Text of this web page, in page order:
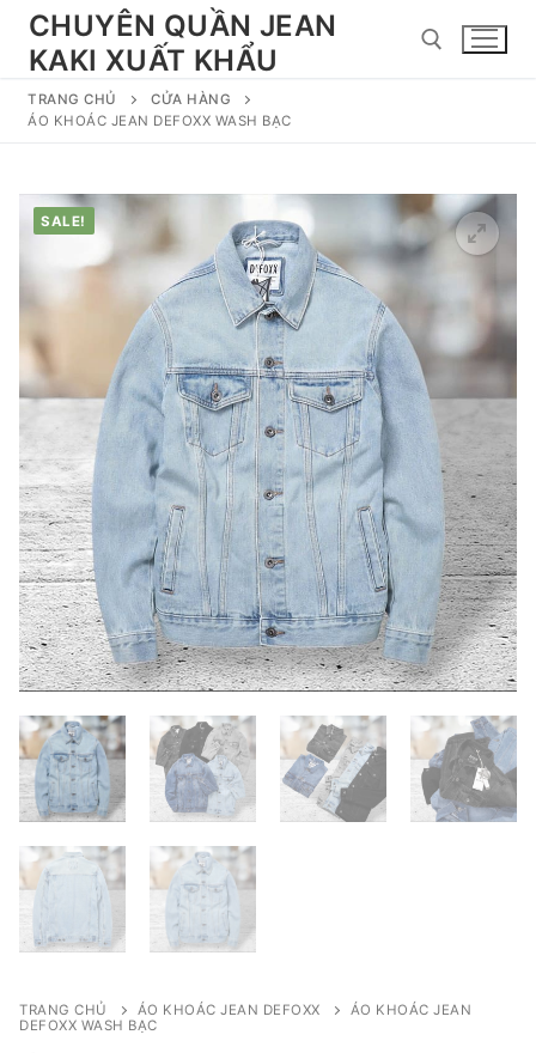
Chuyển
đến
dung
CHUYÊN QUẦN JEAN
KAKI XUẤT KHẨU
TRANG CHỦ
CỬA HÀNG
ÁO KHOÁC JEAN DEFOXX WASH BẠC
SALE!
TRANG CHỦ ÁO KHOÁC JEAN DEFOXX
ÁO KHOÁC JEAN
DEFOXX WASH BẠC